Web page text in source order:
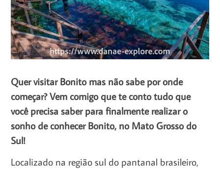
Quer visitar Bonito mas não sabe por onde
começar? Vem comigo que te conto tudo que
você precisa saber para finalmente realizar o
sonho de conhecer Bonito, no Mato Grosso do
Sul!
Localizado na região sul do pantanal brasileiro,